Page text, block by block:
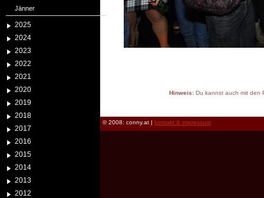
Jänner
2025
2024
2023
2022
2021
2020
2019
2018
2017
2016
2015
2014
2013
2012
Hinweis:Du kannst auch mit den
© 2008: conny.at | kontakt & impressum